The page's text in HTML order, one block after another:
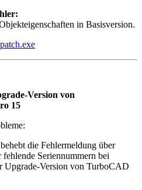
in Basisversion.
Version von
15
die Fehlermeldung über
Seriennummern bei
Upgrade-Version von TurboCAD